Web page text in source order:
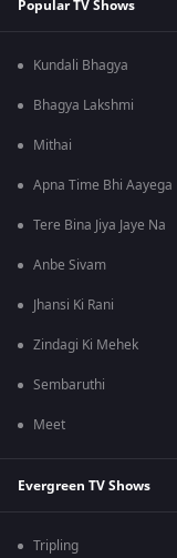
Popular TV Shows
Kundali Bhagya
Bhagya Lakshmi
Mithai
Apna Time Bhi Aayega
Tere Bina Jiya Jaye Na
Anbe Sivam
Jhansi Ki Rani
Zindagi Ki Mehek
Sembaruthi
Meet
Evergreen TV Shows
Tripling